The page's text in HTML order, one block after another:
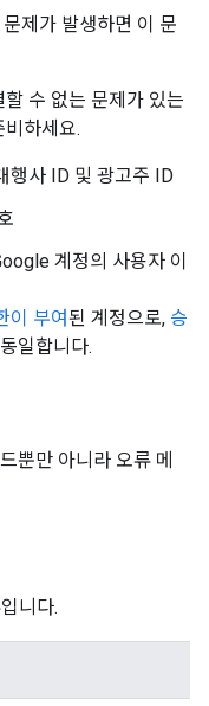
제가 발생하면 이 문
수 없는 문제가 있는
하세요.
행사 ID 및 광고주 ID
계정의 사용자 이
이 부여된 계정으로, 승
일합니다.
뿐만 아니라 오류 메
니다.